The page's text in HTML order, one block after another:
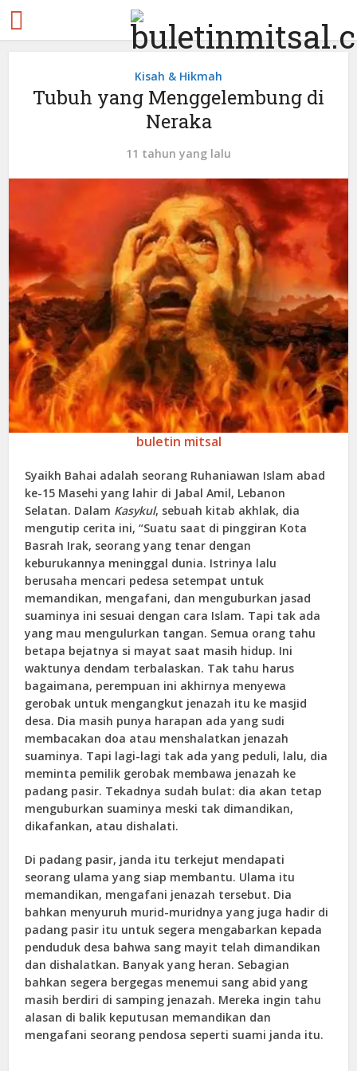
Kisah & Hikmah
Tubuh yang Menggelembung di
Neraka
11 tahun yang lalu
buletin mitsal
Syaikh Bahai adalah seorang Ruhaniawan Islam abad
ke-15 Masehi yang lahir di Jabal Amil, Lebanon
Selatan. Dalam Kasykul, sebuah kitab akhlak, dia
mengutip cerita ini, “Suatu saat di pinggiran Kota
Basrah Irak, seorang yang tenar dengan
keburukannya meninggal dunia. Istrinya lalu
berusaha mencari pedesa setempat untuk
memandikan, mengafani, dan menguburkan jasad
suaminya ini sesuai dengan cara Islam. Tapi tak ada
yang mau mengulurkan tangan. Semua orang tahu
betapa bejatnya si mayat saat masih hidup. Ini
waktunya dendam terbalaskan. Tak tahu harus
bagaimana, perempuan ini akhirnya menyewa
gerobak untuk mengangkut jenazah itu ke masjid
desa. Dia masih punya harapan ada yang sudi
membacakan doa atau menshalatkan jenazah
suaminya. Tapi lagi-lagi tak ada yang peduli, lalu, dia
meminta pemilik gerobak membawa jenazah ke
padang pasir. Tekadnya sudah bulat: dia akan tetap
menguburkan suaminya meski tak dimandikan,
dikafankan, atau dishalati.
Di padang pasir, janda itu terkejut mendapati
seorang ulama yang siap membantu. Ulama itu
memandikan, mengafani jenazah tersebut. Dia
bahkan menyuruh murid-muridnya yang juga hadir di
padang pasir itu untuk segera mengabarkan kepada
penduduk desa bahwa sang mayit telah dimandikan
dan dishalatkan. Banyak yang heran. Sebagian
bahkan segera bergegas menemui sang abid yang
masih berdiri di samping jenazah. Mereka ingin tahu
alasan di balik keputusan memandikan dan
mengafani seorang pendosa seperti suami janda itu.